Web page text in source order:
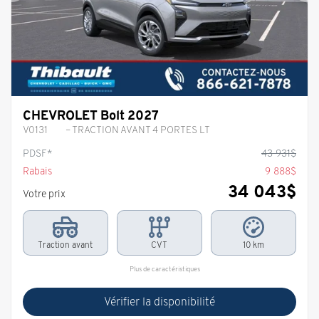
CHEVROLET Bolt 2027
V0131
– TRACTION AVANT 4 PORTES LT
PDSF*
43 931$
Rabais
9 888$
Votre prix
34 043$
Traction avant CVT 10 km
Plus de caractéristiques
Vérifier la disponibilité